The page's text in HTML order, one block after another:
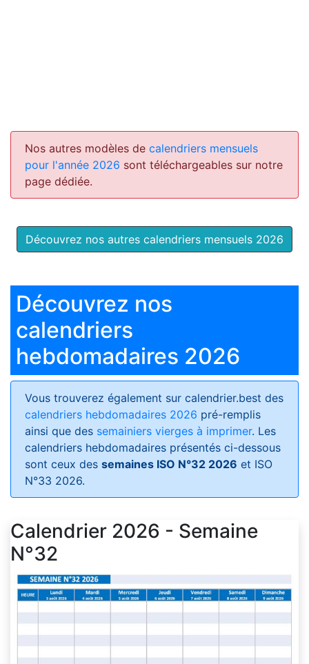
Nos autres modèles de calendriers mensuels
pour l'année 2026 sont téléchargeables sur notre
page dédiée.
Découvrez nos autres calendriers mensuels 2026
Découvrez nos
calendriers
hebdomadaires 2026
Vous trouverez également sur calendrier.best des
calendriers hebdomadaires 2026 pré-remplis
ainsi que des semainiers vierges à imprimer. Les
calendriers hebdomadaires présentés ci-dessous
sont ceux des semaines ISO N°32 2026 et ISO
N°33 2026.
Calendrier 2026 - Semaine
N°32